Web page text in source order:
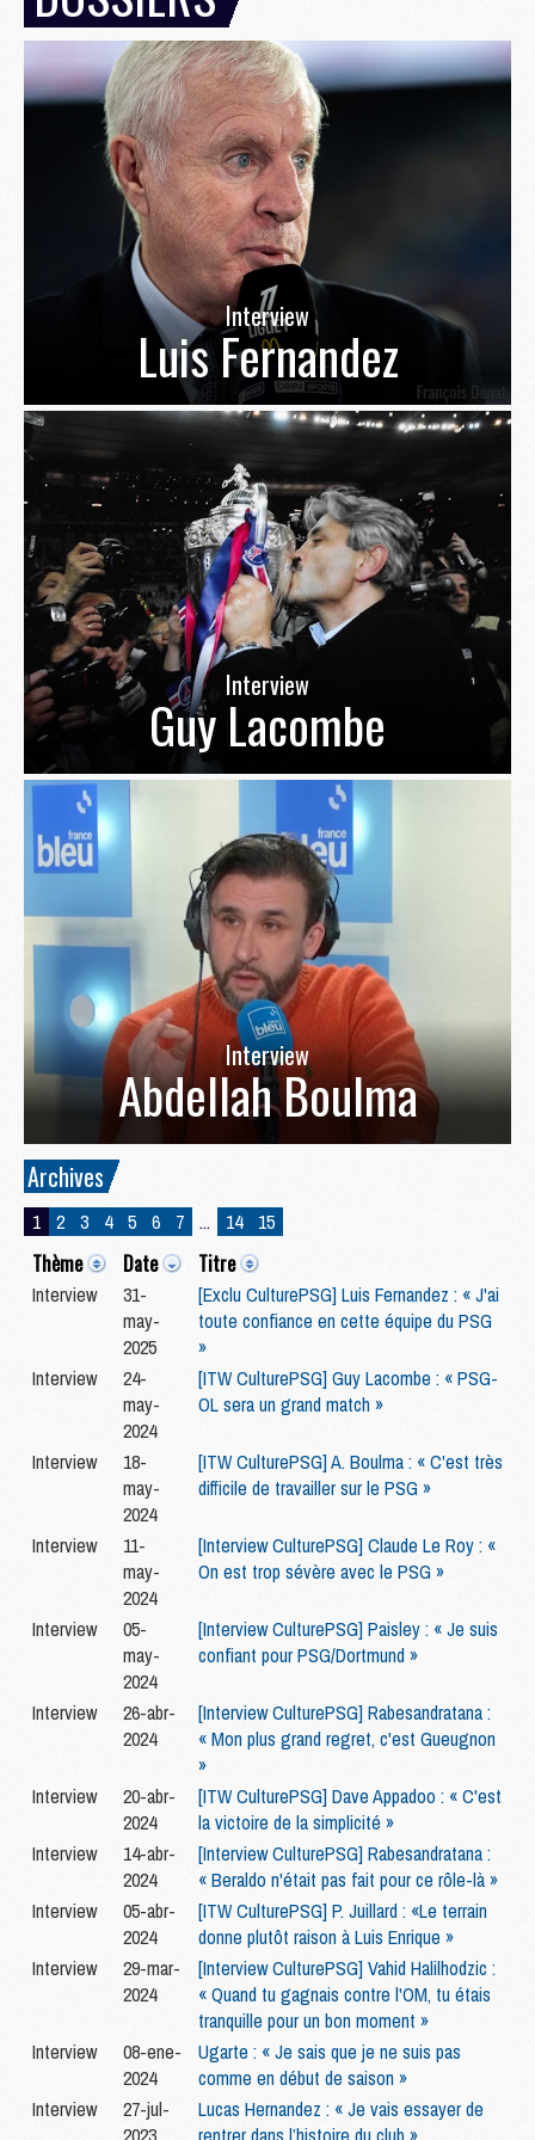
Interview
Luis Fernandez
Interview
Guy Lacombe
Interview
Abdellah Boulma
Archives
1 2 3 4 5 6 7 ... 14 15
Thème Date Titre
Interview
31-
may-
2025
[Exclu CulturePSG] Luis Fernandez : « J'ai
toute confiance en cette équipe du PSG
»
Interview
24-
may-
2024
[ITW CulturePSG] Guy Lacombe : « PSG-
OL sera un grand match »
Interview
18-
may-
2024
[ITW CulturePSG] A. Boulma : « C'est très
difficile de travailler sur le PSG »
Interview
11-
may-
2024
[Interview CulturePSG] Claude Le Roy : «
On est trop sévère avec le PSG »
Interview
05-
may-
2024
[Interview CulturePSG] Paisley : « Je suis
confiant pour PSG/Dortmund »
Interview
26-abr-
2024
[Interview CulturePSG] Rabesandratana :
« Mon plus grand regret, c'est Gueugnon
»
Interview
20-abr-
2024
[ITW CulturePSG] Dave Appadoo : « C'est
la victoire de la simplicité »
Interview
14-abr-
2024
[Interview CulturePSG] Rabesandratana :
« Beraldo n'était pas fait pour ce rôle-là »
Interview
05-abr-
2024
[ITW CulturePSG] P. Juillard : «Le terrain
donne plutôt raison à Luis Enrique »
Interview
29-mar-
2024
[Interview CulturePSG] Vahid Halilhodzic :
« Quand tu gagnais contre l'OM, tu étais
tranquille pour un bon moment »
Interview
08-ene-
2024
Ugarte : « Je sais que je ne suis pas
comme en début de saison »
Interview
27-jul-
Lucas Hernandez : « Je vais essayer de